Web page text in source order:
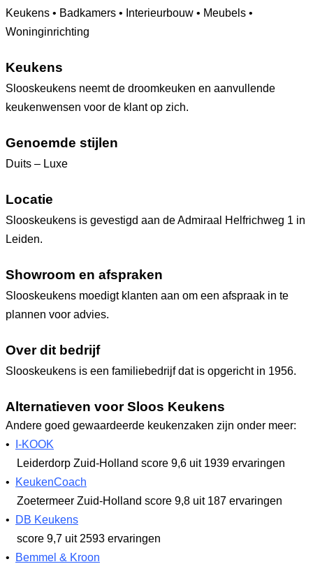
Keukens • Badkamers • Interieurbouw • Meubels •
Woninginrichting
Keukens
Slooskeukens neemt de droomkeuken en aanvullende
keukenwensen voor de klant op zich.
Genoemde stijlen
Duits – Luxe
Locatie
Slooskeukens is gevestigd aan de Admiraal Helfrichweg 1 in
Leiden.
Showroom en afspraken
Slooskeukens moedigt klanten aan om een afspraak in te
plannen voor advies.
Over dit bedrijf
Slooskeukens is een familiebedrijf dat is opgericht in 1956.
Alternatieven voor Sloos Keukens
Andere goed gewaardeerde keukenzaken zijn onder meer:
•
I-KOOK
Leiderdorp Zuid-Holland score 9,6 uit 1939 ervaringen
•
KeukenCoach
Zoetermeer Zuid-Holland score 9,8 uit 187 ervaringen
•
DB Keukens
score 9,7 uit 2593 ervaringen
•
Bemmel & Kroon